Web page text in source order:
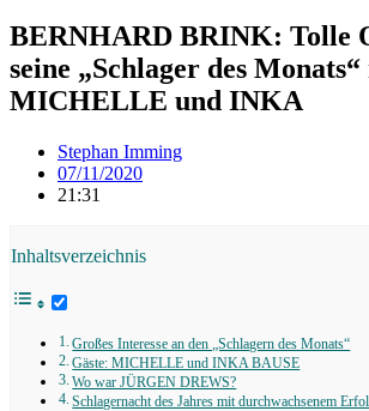
BERNHARD BRINK: Tolle
seine „Schlager des
MICHELLE und INKA
Stephan Imming
07/11/2020
21:31
Inhaltsverzeichnis
Großes Interesse an den „Schlagern des Monats“
Gäste: MICHELLE und INKA BAUSE
Wo war JÜRGEN DREWS?
Schlagernacht des Jahres mit durchwachsenem